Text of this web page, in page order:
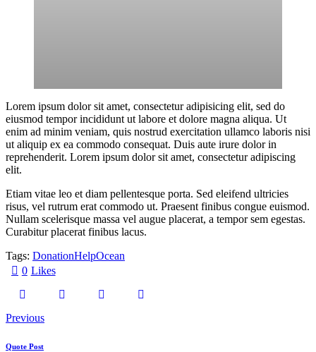
Lorem ipsum dolor sit amet, consectetur adipisicing elit, sed do
eiusmod tempor incididunt ut labore et dolore magna aliqua. Ut
enim ad minim veniam, quis nostrud exercitation ullamco laboris nisi
ut aliquip ex ea commodo consequat. Duis aute irure dolor in
reprehenderit. Lorem ipsum dolor sit amet, consectetur adipiscing
elit.
Etiam vitae leo et diam pellentesque porta. Sed eleifend ultricies
risus, vel rutrum erat commodo ut. Praesent finibus congue euismod.
Nullam scelerisque massa vel augue placerat, a tempor sem egestas.
Curabitur placerat finibus lacus.
Tags: DonationHelpOcean
0 Likes
Post
navigation
Previous
Quote Post